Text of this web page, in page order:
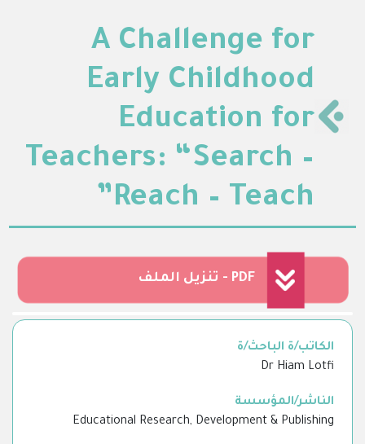
A Challenge for
Early Childhood
Education for
Teachers: “Search –
Reach – Teach”
تنزيل الملف - PDF
الكاتب/ة الباحث/ة
Dr Hiam Lotfi
الناشر/المؤسسة
Educational Research, Development & Publishing